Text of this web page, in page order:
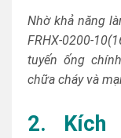
Nhờ khả năng
FRHX-0200-
tuyến ống
chữa cháy và
2. Kích